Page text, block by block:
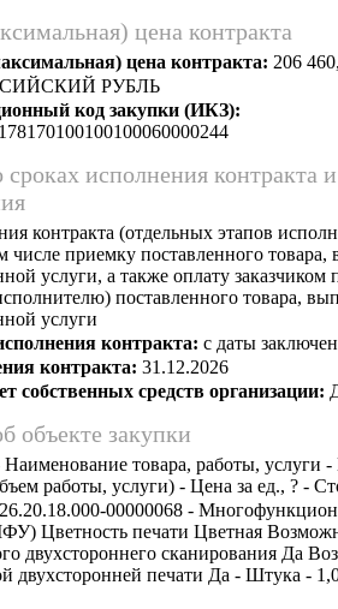
цена контракта
цена контракта: 206
РУБЛЬ
код закупки (ИКЗ):
исполнения контракта
контракта (отдельных этапов
числе приемку поставленного
услуги, а также оплату заказчиком
поставленного товара,
услуги
контракта: с даты
контракта: 31.12.2026
собственных средств организации:
объекте закупки
товара, работы, услуги -
работы, услуги) - Цена за ед., ? -
00000068 -
Цветность печати Цветная
двухстороннего сканирования Да
двухсторонней печати Да - Штука -